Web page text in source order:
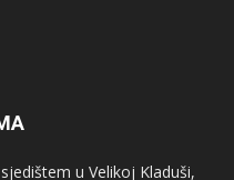
u Velikoj Kladuši,